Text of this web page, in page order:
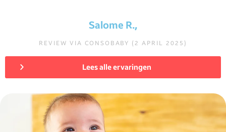
Salome R.,
REVIEW VIA CONSOBABY (2 APRIL 2025)
Lees alle ervaringen